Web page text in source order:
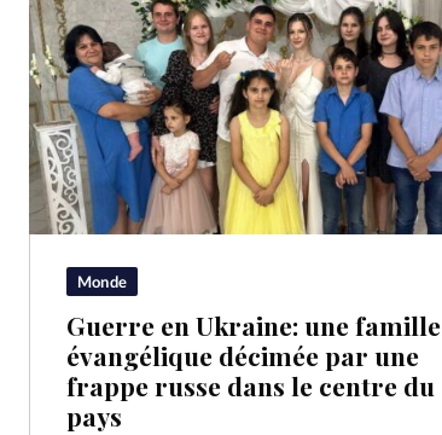
Monde
Guerre en Ukraine: une famille
évangélique décimée par une
frappe russe dans le centre du
pays